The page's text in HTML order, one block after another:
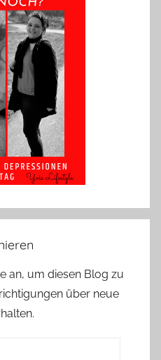
an, um diesen Blog zu
über neue